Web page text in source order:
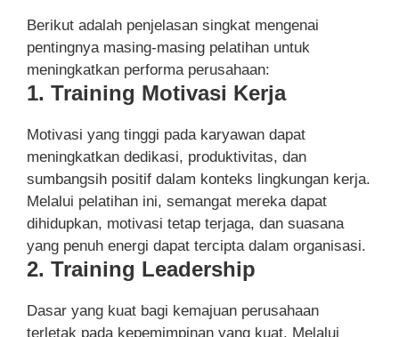
Berikut adalah penjelasan singkat mengenai
pentingnya masing-masing pelatihan untuk
meningkatkan performa perusahaan:
1. Training Motivasi Kerja
Motivasi yang tinggi pada karyawan dapat
meningkatkan dedikasi, produktivitas, dan
sumbangsih positif dalam konteks lingkungan kerja.
Melalui pelatihan ini, semangat mereka dapat
dihidupkan, motivasi tetap terjaga, dan suasana
yang penuh energi dapat tercipta dalam organisasi.
2. Training Leadership
Dasar yang kuat bagi kemajuan perusahaan
terletak pada kepemimpinan yang kuat. Melalui